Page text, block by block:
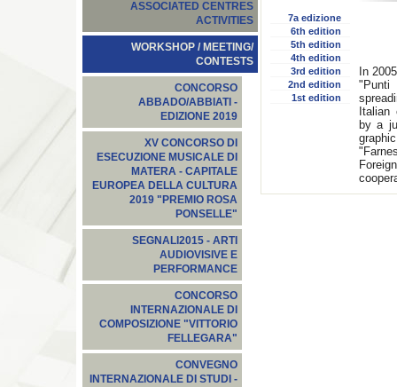
ASSOCIATED CENTRES
ACTIVITIES
WORKSHOP / MEETING/
CONTESTS
CONCORSO
ABBADO/ABBIATI -
EDIZIONE 2019
XV CONCORSO DI
ESECUZIONE MUSICALE DI
MATERA - CAPITALE
EUROPEA DELLA CULTURA
2019 "PREMIO ROSA
PONSELLE"
SEGNALI2015‬ - ARTI
AUDIOVISIVE E
PERFORMANCE
CONCORSO
INTERNAZIONALE DI
COMPOSIZIONE "VITTORIO
FELLEGARA"
CONVEGNO
INTERNAZIONALE DI STUDI -
7a edizione
6th edition
5th edition
4th edition
3rd edition
2nd edition
1st edition
In
"Punti
by a